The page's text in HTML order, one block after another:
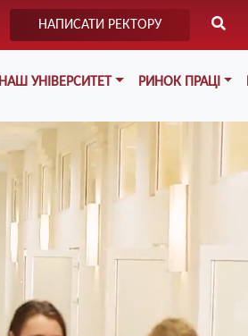
НАПИСАТИ РЕКТОРУ
НАШ УНІВЕРСИТЕТ РИНОК ПРАЦІ